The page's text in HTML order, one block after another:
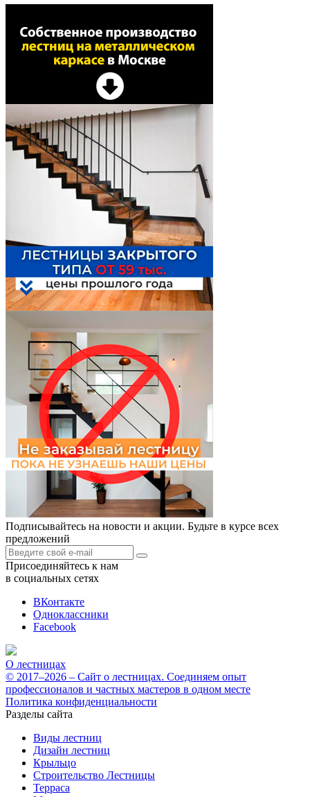
Подписывайтесь на новости и акции. Будьте в курсе всех
предложений
Присоединяйтесь к нам
в социальных сетях
ВКонтакте
Одноклассники
Facebook
О лестницах
© 2017–2026 – Сайт о лестницах. Соединяем опыт
профессионалов и частных мастеров в одном месте
Политика конфиденциальности
Разделы сайта
Виды лестниц
Дизайн лестниц
Крыльцо
Строительство Лестницы
Терраса